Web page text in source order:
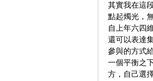
其實我在這
點起燭光，
自上年六四
還可以表達
參與的方式
一個平衡之
方，自己選